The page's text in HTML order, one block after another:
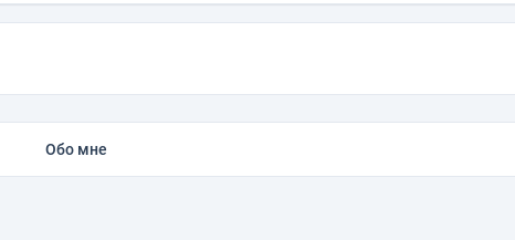
Обо мне